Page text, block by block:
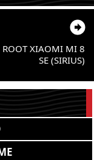
ROOT XIAOMI MI 8
SE (SIRIUS)